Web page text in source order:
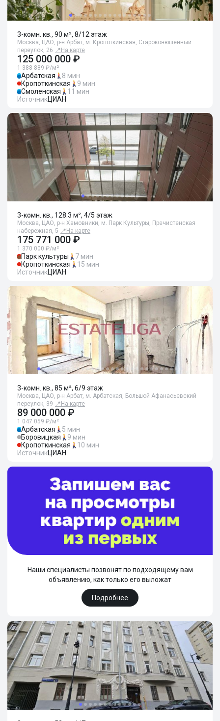
3-комн. кв., 90 м², 8/12 этаж
Москва, ЦАО, р-н Арбат, м. Кропоткинская, Староконюшенный
переулок, 26 📍 На карте
125 000 000 ₽
1 388 889 ₽/м²
Арбатская
8 мин
Кропоткинская
9 мин
Смоленская
11 мин
ИсточникЦИАН
3-комн. кв., 128.3 м², 4/5 этаж
Москва, ЦАО, р-н Хамовники, м. Парк Культуры, Пречистенская
набережная, 5 📍 На карте
175 771 000 ₽
1 370 000 ₽/м²
Парк культуры
7 мин
Кропоткинская
15 мин
ИсточникЦИАН
3-комн. кв., 85 м², 6/9 этаж
Москва, ЦАО, р-н Арбат, м. Арбатская, Большой Афанасьевский
переулок, 39 📍 На карте
89 000 000 ₽
1 047 059 ₽/м²
Арбатская
5 мин
Боровицкая
9 мин
Кропоткинская
10 мин
ИсточникЦИАН
Наши специалисты позвонят по подходящему вам
объявлению, как только его выложат
Подробнее